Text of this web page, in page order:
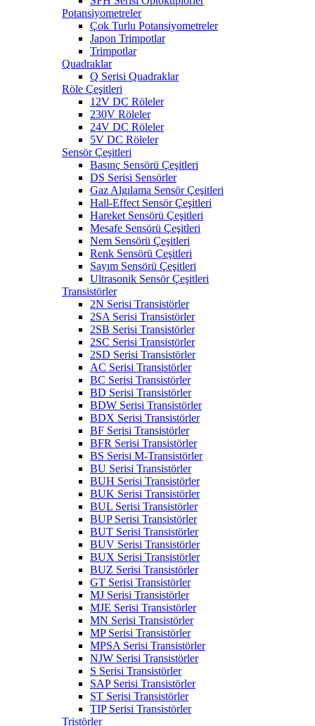
Potansiyometreler
Çok Turlu Potansiyometreler
Japon Trimpotlar
Trimpotlar
Quadraklar
Q Serisi Quadraklar
Röle Çeşitleri
12V DC Röleler
230V Röleler
24V DC Röleler
5V DC Röleler
Sensör Çeşitleri
Basınç Sensörü Çeşitleri
DS Serisi Sensörler
Gaz Algılama Sensör Çeşitleri
Hall-Effect Sensör Çeşitleri
Hareket Sensörü Çeşitleri
Mesafe Sensörü Çeşitleri
Nem Sensörü Çeşitleri
Renk Sensörü Çeşitleri
Sayım Sensörü Çeşitleri
Ultrasonik Sensör Çeşitleri
Transistörler
2N Serisi Transistörler
2SA Serisi Transistörler
2SB Serisi Transistörler
2SC Serisi Transistörler
2SD Serisi Transistörler
AC Serisi Transistörler
BC Serisi Transistörler
BD Serisi Transistörler
BDW Serisi Transistörler
BDX Serisi Transistörler
BF Serisi Transistörler
BFR Serisi Transistörler
BS Serisi M-Transistörler
BU Serisi Transistörler
BUH Serisi Transistörler
BUK Serisi Transistörler
BUL Serisi Transistörler
BUP Serisi Transistörler
BUT Serisi Transistörler
BUV Serisi Transistörler
BUX Serisi Transistörler
BUZ Serisi Transistörler
GT Serisi Transistörler
MJ Serisi Transistörler
MJE Serisi Transistörler
MN Serisi Transistörler
MP Serisi Transistörler
MPSA Serisi Transistörler
NJW Serisi Transistörler
S Serisi Transistörler
SAP Serisi Transistörler
ST Serisi Transistörler
TIP Serisi Transistörler
Tristörler